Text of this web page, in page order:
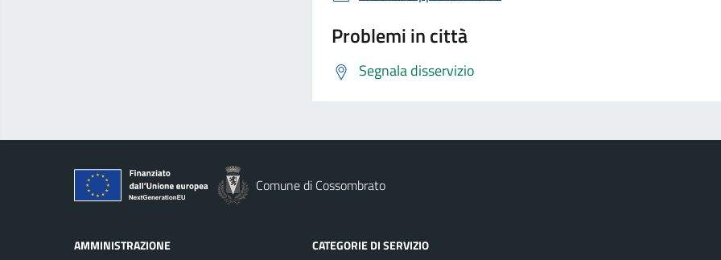
Problemi in città
Segnala disservizio
Comune di Cossombrato
AMMINISTRAZIONE CATEGORIE DI SERVIZIO